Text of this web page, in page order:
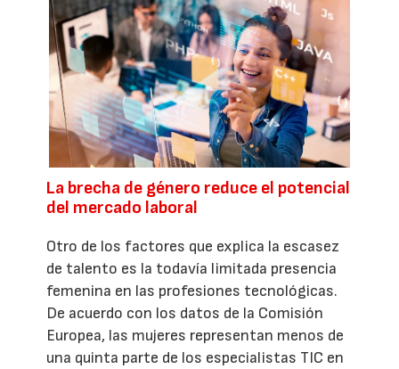
La brecha de género reduce el potencial
del mercado laboral
Otro de los factores que explica la escasez
de talento es la todavía limitada presencia
femenina en las profesiones tecnológicas.
De acuerdo con los datos de la Comisión
Europea, las mujeres representan menos de
una quinta parte de los especialistas TIC en